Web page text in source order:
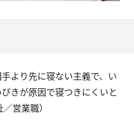
より先に寝ない主義で、い
きが原因で寝つきにくいと
営業職）